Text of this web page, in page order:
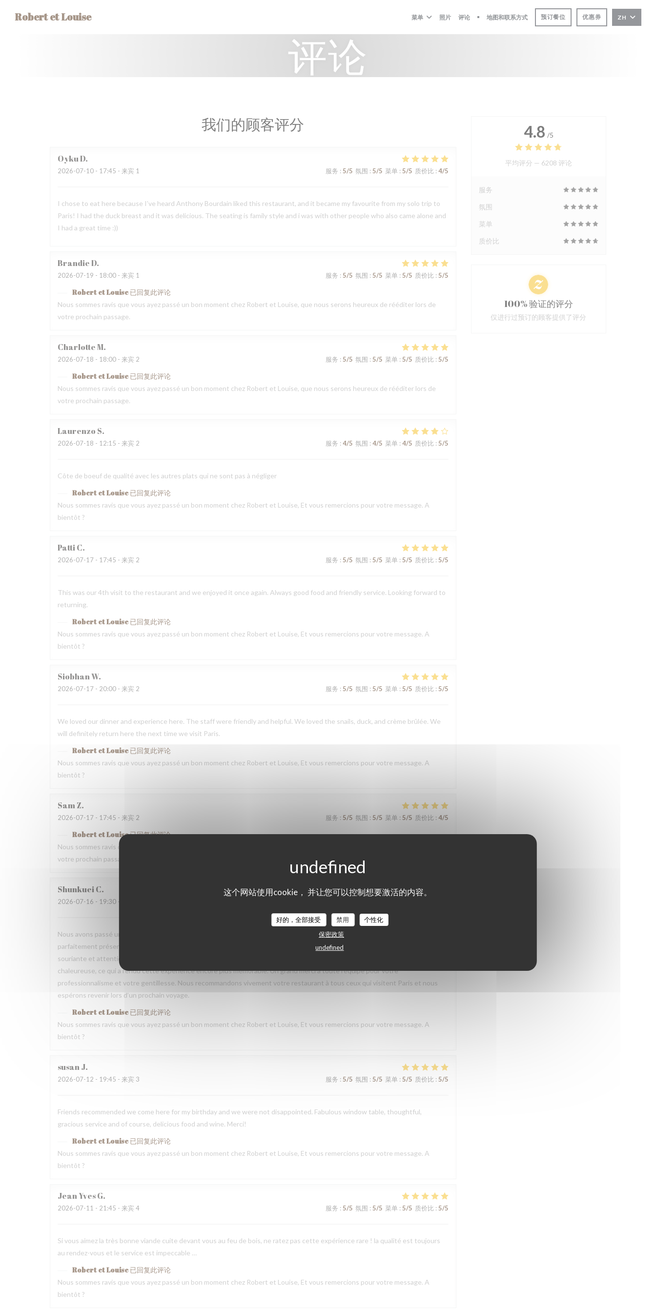
这个网站使用cookie， 并让您可以控制想要激活的内容。
好的，全部接受 禁用
个性化
保密政策
undefined
Robert et Louise 菜单 照片 评论
((在新窗口中打开))
地图和联系方式 预订餐位 优惠券 ZH
评论
我们的顾客评分
OykuD
2026-07-10 - 17:45 - 来宾 1 服务 : 5/5 氛围 : 5/5 菜单: 5/5 质价比 : 4/5
I chose to eat here because I’ve heard Anthony Bourdain liked this restaurant, and it became my favourite from my solo trip to
Paris! I had the duck breast and it was delicious. The seating is family style and i was with other people who also came alone and
I had a great time :))
BrandieD
2026-07-19 - 18:00 - 来宾 1 服务 : 5/5 氛围 : 5/5 菜单: 5/5 质价比 : 5/5
Robert et Louise 已回复此评论
Nous sommes ravis que vous ayez passé un bon moment chez Robert et Louise, que nous serons heureux de rééditer lors de
votre prochain passage.
CharlotteM
2026-07-18 - 18:00 - 来宾 2 服务 : 5/5 氛围 : 5/5 菜单: 5/5 质价比 : 5/5
Robert et Louise 已回复此评论
Nous sommes ravis que vous ayez passé un bon moment chez Robert et Louise, que nous serons heureux de rééditer lors de
votre prochain passage.
Laurenzo S
2026-07-18 - 12:15 - 来宾 2 服务 : 4/5 氛围 : 4/5 菜单: 4/5 质价比 : 5/5
Côte de boeuf de qualité avec les autres plats qui ne sont pas à négliger
Robert et Louise 已回复此评论
Nous sommes ravis que vous ayez passé un bon moment chez Robert et Louise, Et vous remercions pour votre message. A
bientôt ?
PattiC
2026-07-17 - 17:45 - 来宾 2 服务 : 5/5 氛围 : 5/5 菜单: 5/5 质价比 : 5/5
This was our 4th visit to the restaurant and we enjoyed it once again. Always good food and friendly service. Looking forward to
returning.
Robert et Louise 已回复此评论
Nous sommes ravis que vous ayez passé un bon moment chez Robert et Louise, Et vous remercions pour votre message. A
bientôt ?
SiobhanW
2026-07-17 - 20:00 - 来宾 2 服务 : 5/5 氛围 : 5/5 菜单: 5/5 质价比 : 5/5
We loved our dinner and experience here. The staff were friendly and helpful. We loved the snails, duck, and crème brûlée. We
will definitely return here the next time we visit Paris.
Robert et Louise 已回复此评论
Nous sommes ravis que vous ayez passé un bon moment chez Robert et Louise, Et vous remercions pour votre message. A
bientôt ?
SamZ
2026-07-17 - 17:45 - 来宾 2 服务 : 5/5 氛围 : 5/5 菜单: 5/5 质价比 : 4/5
Robert et Louise已回复此评论
Nous sommes ravis que vous ayez passé un bon moment chez Robert et Louise, que nous serons heureux de rééditer lors de
votre prochain passage.
ShunkueiC
2026-07-16 - 19:30 - 来宾 2
Nous avons passé une excellente soirée dans votre restaurant lors de notre voyage à Paris. Les plats étaient délicieux,
parfaitement présentés et pleins de saveurs. Tout ce que nous avons commandé était excellent. L’équipe a été très accueillante,
souriante et attentionnée tout au long du repas. Nous nous sommes sentis très bien accueillis. L’ambiance était agréable et
chaleureuse, ce qui a rendu cette expérience encore plus mémorable. Un grand merci à toute l’équipe pour votre
professionnalisme et votre gentillesse. Nous recommandons vivement votre restaurant à tous ceux qui visitent Paris et nous
espérons revenir lors d’un prochain voyage.
Robert et Louise 已回复此评论
Nous sommes ravis que vous ayez passé un bon moment chez Robert et Louise, Et vous remercions pour votre message. A
bientôt ?
susanJ
2026-07-12 - 19:45 - 来宾 3 服务 : 5/5 氛围 : 5/5 菜单: 5/5 质价比 : 5/5
Friends recommended we come here for my birthday and we were not disappointed. Fabulous window table, thoughtful,
gracious service and of course, delicious food and wine. Merci!
Robert et Louise 已回复此评论
Nous sommes ravis que vous ayez passé un bon moment chez Robert et Louise, Et vous remercions pour votre message. A
bientôt ?
Jean YvesG
2026-07-11 - 21:45 - 来宾 4 服务 : 5/5 氛围 : 5/5 菜单: 5/5 质价比 : 5/5
Si vous aimez la très bonne viande cuite devant vous au feu de bois, ne ratez pas cette expérience rare ! la qualité est toujours
au rendez-vous et le service est impeccable …
Robert et Louise 已回复此评论
Nous sommes ravis que vous ayez passé un bon moment chez Robert et Louise, Et vous remercions pour votre message. A
bientôt ?
4.8 /5
平均评分 — 6208 评论
服务
氛围
菜单
质价比
100% 验证的评分
仅进行过预订的顾客提供了评分